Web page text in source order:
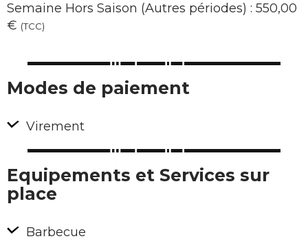
Semaine Hors Saison (Autres périodes) : 550,00
€ (TCC)
Modes de paiement
Virement
Equipements et Services sur
place
Barbecue